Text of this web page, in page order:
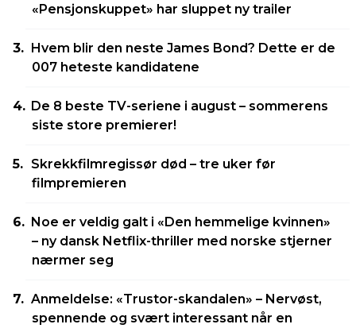
«Pensjonskuppet» har sluppet ny trailer
Hvem blir den neste James Bond? Dette er de
007 heteste kandidatene
De 8 beste TV-seriene i august – sommerens
siste store premierer!
Skrekkfilmregissør død – tre uker før
filmpremieren
Noe er veldig galt i «Den hemmelige kvinnen»
– ny dansk Netflix-thriller med norske stjerner
nærmer seg
Anmeldelse: «Trustor-skandalen» – Nervøst,
spennende og svært interessant når en